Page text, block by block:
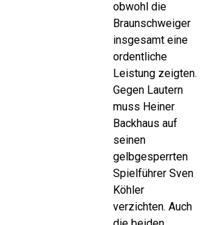
obwohl die
Braunschweiger
insgesamt eine
ordentliche
Leistung zeigten.
Gegen Lautern
muss Heiner
Backhaus auf
seinen
gelbgesperrten
Spielführer Sven
Köhler
verzichten. Auch